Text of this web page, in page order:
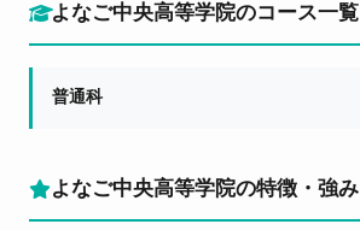
よなご中央高等学院のコース一覧
普通科
よなご中央高等学院の特徴・強み